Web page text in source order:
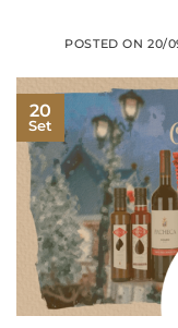
POSTED ON 20/
20
Set